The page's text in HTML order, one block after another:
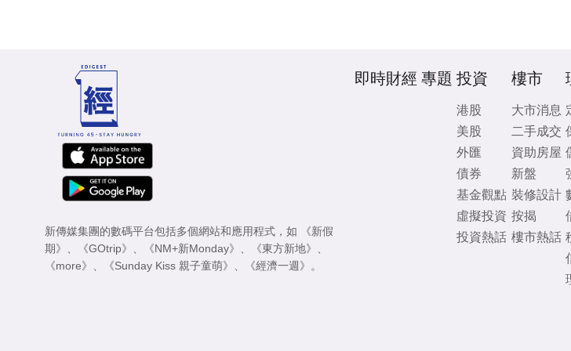
新傳媒集團的數碼平台包括多個網站和應用程式，如
《新假
期》 、 《GOtrip》 、 《NM+新Monday》 、 《東方新地》 、
《more》 、 《Sunday Kiss 親子童萌》 、 《經濟一週》 。
即時財經 專題 投資
港股
美股
外匯
債券
基金觀點
虛擬投資
投資熱話
樓市
大市消息
二手成交
資助房屋
新盤
裝修設計
按揭
樓市熱話